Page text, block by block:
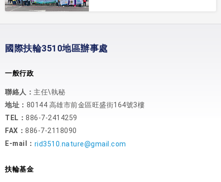
國際扶輪3510地區辦事處
一般行政
聯絡人： 主任\執秘
地址： 80144 高雄市前金區旺盛街164號3樓
TEL： 886-7-2414259
FAX： 886-7-2118090
E-mail： rid3510.nature@gmail.com
扶輪基金